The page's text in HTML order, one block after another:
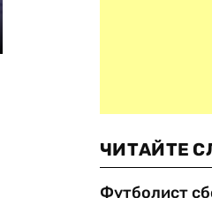
ЧИТАЙТЕ
Футболист